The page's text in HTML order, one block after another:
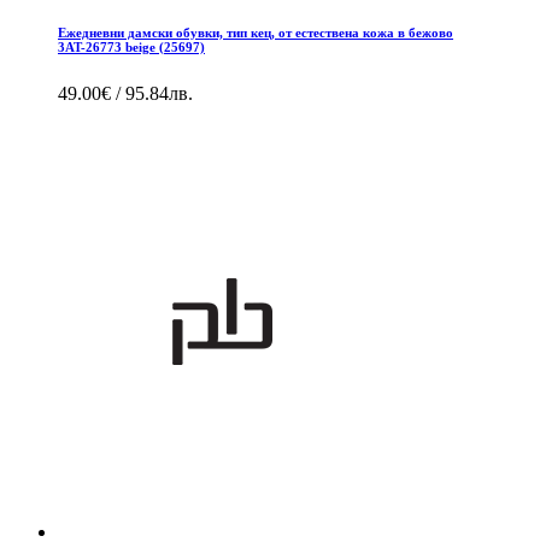
Ежедневни дамски обувки, тип кец, от естествена кожа в бежово
3AT-26773 beige (25697)
49.00€ / 95.84лв.